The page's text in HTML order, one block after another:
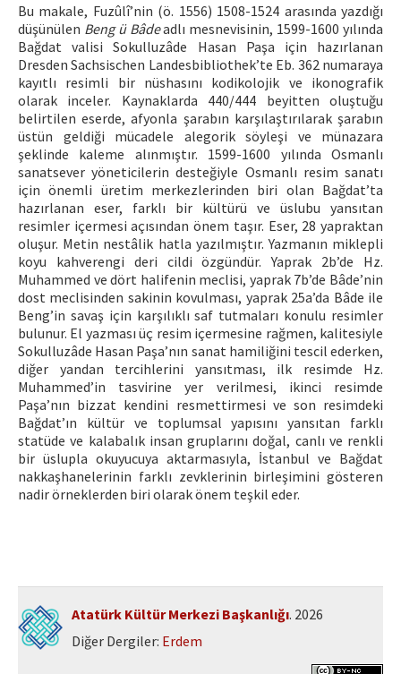
Bu makale, Fuzûlî’nin (ö. 1556) 1508-1524 arasında yazdığı
düşünülen Beng ü Bâdeadlı mesnevisinin, 1599-1600 yılında
Bağdat valisi Sokulluzâde Hasan Paşa için hazırlanan
Dresden Sachsischen Landesbibliothek’te Eb. 362 numaraya
kayıtlı resimli bir nüshasını kodikolojik ve ikonografik
olarak inceler. Kaynaklarda 440/444 beyitten oluştuğu
belirtilen eserde, afyonla şarabın karşılaştırılarak şarabın
üstün geldiği mücadele alegorik söyleşi ve münazara
şeklinde kaleme alınmıştır. 1599-1600 yılında Osmanlı
sanatsever yöneticilerin desteğiyle Osmanlı resim sanatı
için önemli üretim merkezlerinden biri olan Bağdat’ta
hazırlanan eser, farklı bir kültürü ve üslubu yansıtan
resimler içermesi açısından önem taşır. Eser, 28 yapraktan
oluşur. Metin nestâlik hatla yazılmıştır. Yazmanın miklepli
koyu kahverengi deri cildi özgündür. Yaprak 2b’de Hz.
Muhammed ve dört halifenin meclisi, yaprak 7b’de Bâde’nin
dost meclisinden sakinin kovulması, yaprak 25a’da Bâde ile
Beng’in savaş için karşılıklı saf tutmaları konulu resimler
bulunur. El yazması üç resim içermesine rağmen, kalitesiyle
Sokulluzâde Hasan Paşa’nın sanat hamiliğini tescil ederken,
diğer yandan tercihlerini yansıtması, ilk resimde Hz.
Muhammed’in tasvirine yer verilmesi, ikinci resimde
Paşa’nın bizzat kendini resmettirmesi ve son resimdeki
Bağdat’ın kültür ve toplumsal yapısını yansıtan farklı
statüde ve kalabalık insan gruplarını doğal, canlı ve renkli
bir üslupla okuyucuya aktarmasıyla, İstanbul ve Bağdat
nakkaşhanelerinin farklı zevklerinin birleşimini gösteren
nadir örneklerden biri olarak önem teşkil eder.
Atatürk Kültür Merkezi Başkanlığı. 2026
Diğer Dergiler: Erdem